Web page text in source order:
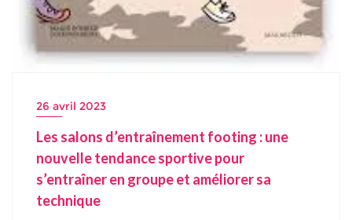
26 avril 2023
Les salons d’entraînement footing : une
nouvelle tendance sportive pour
s’entraîner en groupe et améliorer sa
technique